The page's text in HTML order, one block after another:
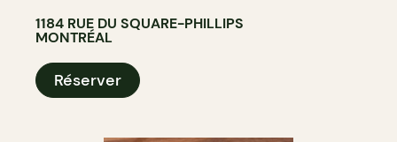
1184 RUE DU SQUARE-PHILLIPS
MONTRÉAL
Réserver